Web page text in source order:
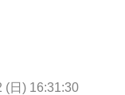
(日) 16:31:30